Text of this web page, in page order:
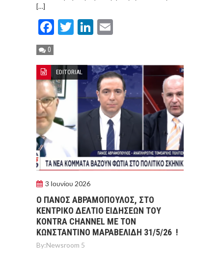
[…]
Facebook
TwitterLinkedIn
0
EDITORIAL
3 Ιουνίου 2026
Ο ΠΆΝΟΣ ΑΒΡΑΜΌΠΟΥΛΟΣ, ΣΤΟ
ΚΕΝΤΡΙΚΌ ΔΕΛΤΊΟ ΕΙΔΉΣΕΩΝ ΤΟΥ
KONTRA CHANNEL ΜΕ ΤΟΝ
ΚΩΝΣΤΑΝΤΊΝΟ ΜΑΡΑΒΕΛΊΔΗ 31/5/26 !
By:Newsroom 5